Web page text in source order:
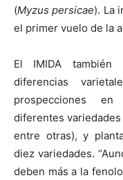
(Myzus persicae). La
el primer vuelo de la
El IMIDA
diferencias
prospecciones en
diferentes variedades
entre otras), y
diez variedades.
deben más a la